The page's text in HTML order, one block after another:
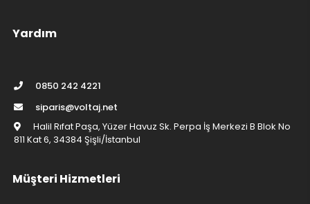
Yardım
0850 242 4221
siparis@voltaj.net
Halil Rıfat Paşa, Yüzer Havuz Sk. Perpa İş Merkezi B Blok No
811 Kat 6, 34384 Şişli/İstanbul
Müşteri Hizmetleri